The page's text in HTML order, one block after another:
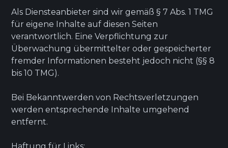
Als Diensteanbieter sind wir gemäß § 7 Abs. 1 TMG
für eigene Inhalte auf diesen Seiten
verantwortlich. Eine Verpflichtung zur
Überwachung übermittelter oder gespeicherter
fremder Informationen besteht jedoch nicht (§§ 8
bis 10 TMG).
Bei Bekanntwerden von Rechtsverletzungen
werden entsprechende Inhalte umgehend
entfernt.